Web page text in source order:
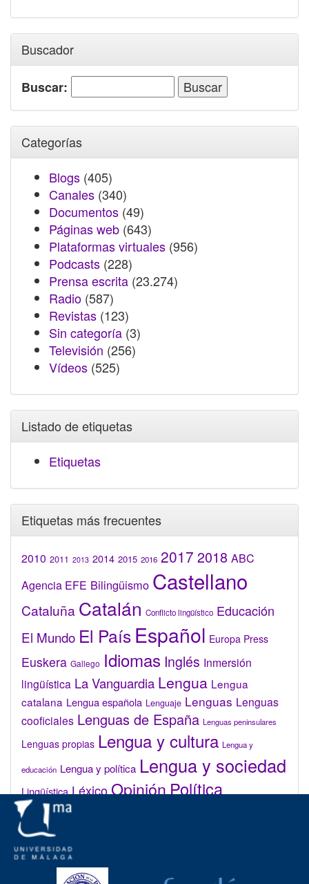
Buscador
Buscar:
Categorías
Blogs (405)
Canales (340)
Documentos (49)
Páginas web (643)
Plataformas virtuales (956)
Podcasts (228)
Prensa escrita (23.274)
Radio (587)
Revistas (123)
Sin categoría (3)
Televisión (256)
Vídeos (525)
Listado de etiquetas
Etiquetas
Etiquetas más frecuentes
2010 2011 2013 2014 2015 2016 2017 2018 ABC
Agencia EFE Bilingüismo Castellano
Cataluña Catalán Conflicto lingüístico Educación
El Mundo El País Español Europa Press
Euskera Gallego Idiomas Inglés Inmersión
lingüística La Vanguardia Lengua Lengua
catalana Lengua española Lenguaje Lenguas Lenguas
cooficiales Lenguas de España Lenguas peninsulares
Lenguas propias Lengua y cultura Lengua y
educación Lengua y política Lengua y sociedad
Lingüística LéxicoOpiniónPolítica
lingüística
Valenciano
Administrar